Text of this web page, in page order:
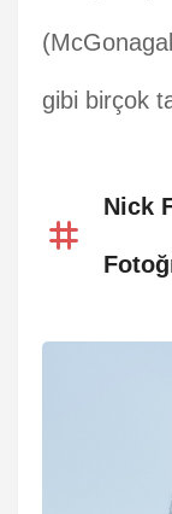
gibi birçok
Nick